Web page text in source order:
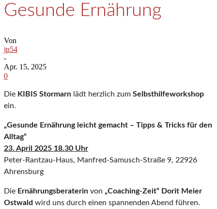
Gesunde Ernährung
Von
jp54
-
Apr. 15, 2025
0
Die KIBIS Stormarn lädt herzlich zum Selbsthilfeworkshop
ein.
„Gesunde Ernährung leicht gemacht – Tipps & Tricks für den
Alltag“
23. April 2025 18.30 Uhr
Peter-Rantzau-Haus, Manfred-Samusch-Straße 9, 22926
Ahrensburg
Die Ernährungsberaterin von „Coaching-Zeit“ Dorit Meier
Ostwald wird uns durch einen spannenden Abend führen.